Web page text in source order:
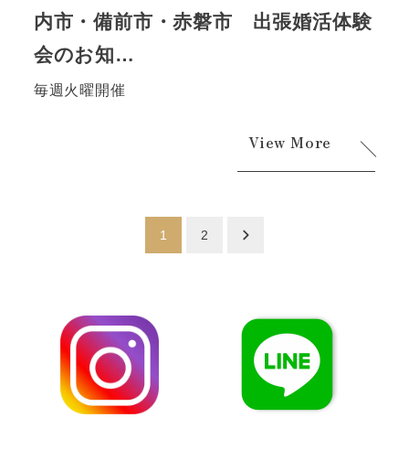
内市・備前市・赤磐市 出張婚活体験
会のお知…
毎週火曜開催
View More
1 2